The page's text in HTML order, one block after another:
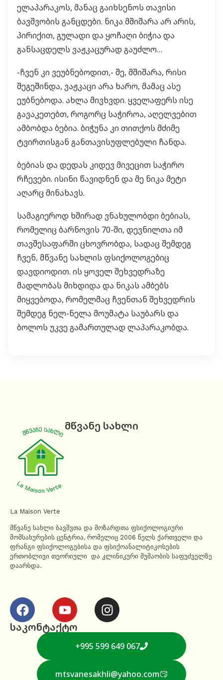
ელაპარაკოს, მანაც გაიხსენოს თავისი
ბავშვობის განცდები. ნიკა მშიშარა არ არის,
პირიქით, გულადი და ყოჩაღი ბიჭია და
განსაცდელს ვაჟკაცურად გაუძლო…
-ჩვენ კი ვეუბნებოდით,- შე, მშიშარა, რისი
შეგეშინდა, ვაჟკაცი არა ხარო, მამაც ასე
ეუბნებოდა. ახლა მივხვდი. ყველაფერს ისე
გავაკეთებთ, როგორც საჭიროა, აღელვებით
ამბობდა ბებია. ბიჭუნა კი თითქოს მძიმე
ტვირთისგან განთავისუფლებული ჩანდა.
ბებიას და დედას კიდევ მივეცით საჭირო
რჩევები. ისინი წავიდნენ და მე ნიკა მეტი
აღარც მინახავს.
სამაგიეროდ ხშირად ვნახულობდი ბებიას,
რომელიც ბარნოვის 70-ში, დევნილთა იმ
თავშესაფარში ცხოვრობდა, სადაც შემდეგ
ჩვენ, მწვანე სახლის ფსიქოლოგებიც
დავდიოდით. ის ყოველ შეხვედრაზე
მადლობას მიხდიდა და ნიკას ამბებს
მიყვებოდა, რომელმაც ჩვენთან შეხვედრის
შემდეგ ნელ-ნელა მოუმატა საუბარს და
ბოლოს უკვე გამართულად ლაპარაკობდა.
მწვანე სახლი
La Maison Verte
მწვანე სახლი ბავშვთა და მოზარდთა ფსიქოლოგიური
მომსახურების ცენტრია, რომელიც 2006 წელს ქართველი და
ფრანგი ფსიქოლოგებისა და ფსიქოანალიტიკოსების
ერთობლივი თეორიული და კლინიკური მუშაობის საფუძველზე
დაარსდა.
საკონტაქტო
+995 599 649 067
mtsvanesakhli@yahoo.com